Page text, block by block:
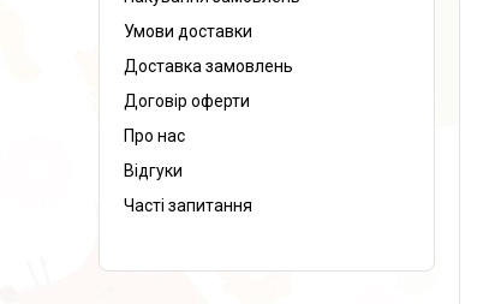
Умови доставки
Доставка замовлень
Договір оферти
Про нас
Відгуки
Часті запитання